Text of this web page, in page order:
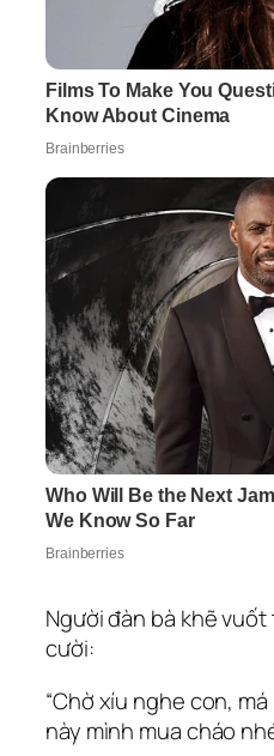
Người đàn bà khẽ
cười:
“Chờ xíu nghe con,
này mình mua cháo